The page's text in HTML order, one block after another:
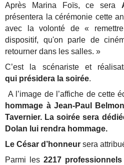
Après Marina Foïs, ce sera
présentera la cérémonie cette
avec la volonté de «
dispositif, qu'on parle de
retourner dans les salles. »
C’est la scénariste et
qui présidera la soirée.
A l’image de l’affiche de cette
hommage à Jean-Paul
Tavernier. La soirée sera
Dolan lui rendra hommage.
Le César d’honneur sera
Parmi les 2217